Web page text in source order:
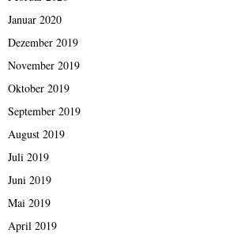
Januar 2020
Dezember 2019
November 2019
Oktober 2019
September 2019
August 2019
Juli 2019
Juni 2019
Mai 2019
April 2019